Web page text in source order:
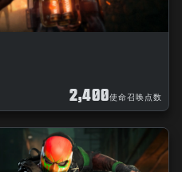
2,400使命召唤点数